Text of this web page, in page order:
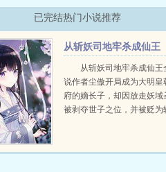
已完结热门小说推荐
从斩妖司地牢杀成仙王
从斩妖司地牢杀成仙王
说作者尘傲开局成为大明皇
府的嫡长子，却因放走妖域
被剥夺世子之位，并被贬为
屠灭幽级精怪，获得...